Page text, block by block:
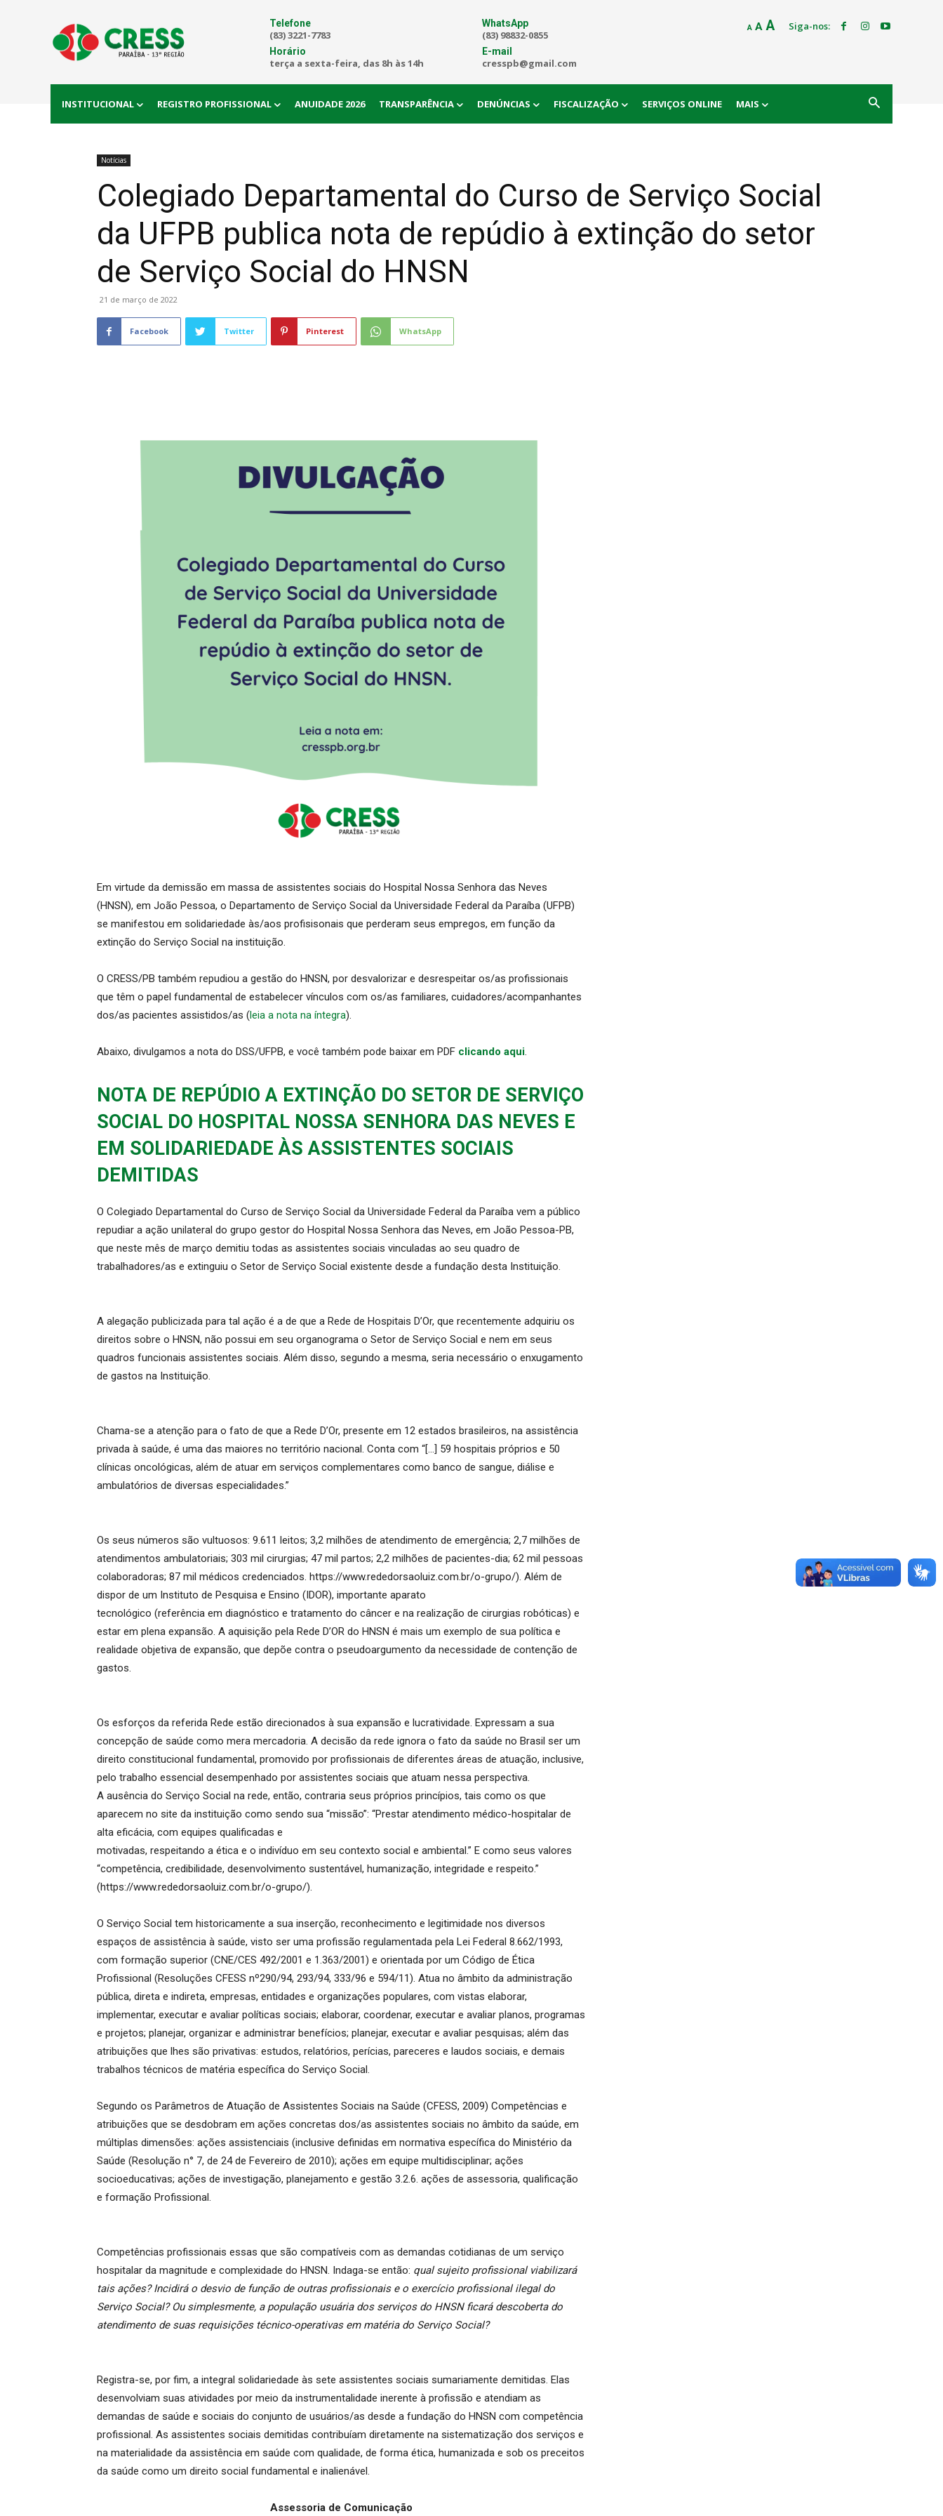
Telefone
(83) 3221-7783
Horário
terça a sexta-feira, das 8h às 14h
WhatsApp
(83) 98832-0855
E-mail
cresspb@gmail.com
A
Decrease
font
A Reset
AIncrease
Siga-nos:
INSTITUCIONAL REGISTRO PROFISSIONAL ANUIDADE 2026 TRANSPARÊNCIA DENÚNCIAS FISCALIZAÇÃO SERVIÇOS ONLINE MAIS
Notícias
Colegiado Departamental do Curso de Serviço Social
da UFPB publica nota de repúdio à extinção do setor
de Serviço Social do HNSN
21 de março de 2022
Facebook Twitter Pinterest WhatsApp
Em virtude da demissão em massa de assistentes sociais do Hospital Nossa Senhora das Neves
(HNSN), em João Pessoa, o Departamento de Serviço Social da Universidade Federal da Paraíba (UFPB)
se manifestou em solidariedade às/aos profisisonais que perderam seus empregos, em função da
extinção do Serviço Social na instituição.
O CRESS/PB também repudiou a gestão do HNSN, por desvalorizar e desrespeitar os/as profissionais
que têm o papel fundamental de estabelecer vínculos com os/as familiares, cuidadores/acompanhantes
dos/as pacientes assistidos/as (leia a nota na íntegra).
Abaixo, divulgamos a nota do DSS/UFPB, e você também pode baixar em PDF clicando aqui.
NOTA DE REPÚDIO A EXTINÇÃO DO SETOR DE SERVIÇO
SOCIAL DO HOSPITAL NOSSA SENHORA DAS NEVES E
EM SOLIDARIEDADE ÀS ASSISTENTES SOCIAIS
DEMITIDAS
O Colegiado Departamental do Curso de Serviço Social da Universidade Federal da Paraíba vem a público
repudiar a ação unilateral do grupo gestor do Hospital Nossa Senhora das Neves, em João Pessoa-PB,
que neste mês de março demitiu todas as assistentes sociais vinculadas ao seu quadro de
trabalhadores/as e extinguiu o Setor de Serviço Social existente desde a fundação desta Instituição.
A alegação publicizada para tal ação é a de que a Rede de Hospitais D’Or, que recentemente adquiriu os
direitos sobre o HNSN, não possui em seu organograma o Setor de Serviço Social e nem em seus
quadros funcionais assistentes sociais. Além disso, segundo a mesma, seria necessário o enxugamento
de gastos na Instituição.
Chama-se a atenção para o fato de que a Rede D’Or, presente em 12 estados brasileiros, na assistência
privada à saúde, é uma das maiores no território nacional. Conta com “[…] 59 hospitais próprios e 50
clínicas oncológicas, além de atuar em serviços complementares como banco de sangue, diálise e
ambulatórios de diversas especialidades.”
Os seus números são vultuosos: 9.611 leitos; 3,2 milhões de atendimento de emergência; 2,7 milhões de
atendimentos ambulatoriais; 303 mil cirurgias; 47 mil partos; 2,2 milhões de pacientes-dia; 62 mil pessoas
colaboradoras; 87 mil médicos credenciados. https://www.rededorsaoluiz.com.br/o-grupo/). Além de
dispor de um Instituto de Pesquisa e Ensino (IDOR), importante aparato
tecnológico (referência em diagnóstico e tratamento do câncer e na realização de cirurgias robóticas) e
estar em plena expansão. A aquisição pela Rede D’OR do HNSN é mais um exemplo de sua política e
realidade objetiva de expansão, que depõe contra o pseudoargumento da necessidade de contenção de
gastos.
Os esforços da referida Rede estão direcionados à sua expansão e lucratividade. Expressam a sua
concepção de saúde como mera mercadoria. A decisão da rede ignora o fato da saúde no Brasil ser um
direito constitucional fundamental, promovido por profissionais de diferentes áreas de atuação, inclusive,
pelo trabalho essencial desempenhado por assistentes sociais que atuam nessa perspectiva.
A ausência do Serviço Social na rede, então, contraria seus próprios princípios, tais como os que
aparecem no site da instituição como sendo sua “missão”: “Prestar atendimento médico-hospitalar de
alta eficácia, com equipes qualificadas e
motivadas, respeitando a ética e o indivíduo em seu contexto social e ambiental.” E como seus valores
“competência, credibilidade, desenvolvimento sustentável, humanização, integridade e respeito.”
(https://www.rededorsaoluiz.com.br/o-grupo/).
O Serviço Social tem historicamente a sua inserção, reconhecimento e legitimidade nos diversos
espaços de assistência à saúde, visto ser uma profissão regulamentada pela Lei Federal 8.662/1993,
com formação superior (CNE/CES 492/2001 e 1.363/2001) e orientada por um Código de Ética
Profissional (Resoluções CFESS nº290/94, 293/94, 333/96 e 594/11). Atua no âmbito da administração
pública, direta e indireta, empresas, entidades e organizações populares, com vistas elaborar,
implementar, executar e avaliar políticas sociais; elaborar, coordenar, executar e avaliar planos, programas
e projetos; planejar, organizar e administrar benefícios; planejar, executar e avaliar pesquisas; além das
atribuições que lhes são privativas: estudos, relatórios, perícias, pareceres e laudos sociais, e demais
trabalhos técnicos de matéria específica do Serviço Social.
Segundo os Parâmetros de Atuação de Assistentes Sociais na Saúde (CFESS, 2009) Competências e
atribuições que se desdobram em ações concretas dos/as assistentes sociais no âmbito da saúde, em
múltiplas dimensões: ações assistenciais (inclusive definidas em normativa específica do Ministério da
Saúde (Resolução n° 7, de 24 de Fevereiro de 2010); ações em equipe multidisciplinar; ações
socioeducativas; ações de investigação, planejamento e gestão 3.2.6. ações de assessoria, qualificação
e formação Profissional.
Competências profissionais essas que são compatíveis com as demandas cotidianas de um serviço
hospitalar da magnitude e complexidade do HNSN. Indaga-se então: qual sujeito profissional viabilizará
tais ações? Incidirá o desvio de função de outras profissionais e o exercício profissional ilegal do
Serviço Social? Ou simplesmente, a população usuária dos serviços do HNSN ficará descoberta do
atendimento de suas requisições técnico-operativas em matéria do Serviço Social?
Registra-se, por fim, a integral solidariedade às sete assistentes sociais sumariamente demitidas. Elas
desenvolviam suas atividades por meio da instrumentalidade inerente à profissão e atendiam as
demandas de saúde e sociais do conjunto de usuários/as desde a fundação do HNSN com competência
profissional. As assistentes sociais demitidas contribuíam diretamente na sistematização dos serviços e
na materialidade da assistência em saúde com qualidade, de forma ética, humanizada e sob os preceitos
da saúde como um direito social fundamental e inalienável.
Assessoria de Comunicação